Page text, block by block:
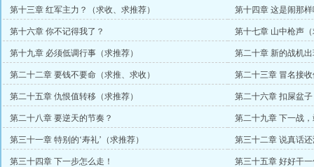
第十三章 红军主力？（求收、求推荐） 第十四章 这是闹那
第十六章 你不记得我了？ 第十七章 山中枪声
第十九章 必须低调行事（求推荐） 第二十章 新的战机出
第二十二章 要钱不要命（求推、求收） 第二十三章 冒名接
第二十五章 仇恨值转移（求推荐） 第二十六章 扣屎盆
第二十八章 要逆天的节奏？ 第二十九章 下一战
第三十一章 特别的‘寿礼’（求推荐） 第三十二章 说真话
第三十四章 下一步怎么走！ 第三十五章 好好干